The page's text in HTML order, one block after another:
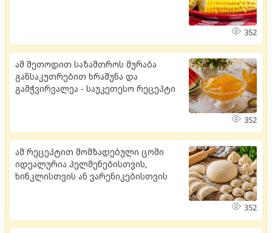
352
ამ მეთოდით საზამთროს მურაბა
განსაკუთრებით ხრაშუნა და
გამჭვირვალეა - საუკეთესო რეცეპტი
352
ამ რეცეპტით მომზადებული ცომი
იდეალურია პელმენებისთვის,
ხინკლისთვის ან ვარენიკებისთვის
352